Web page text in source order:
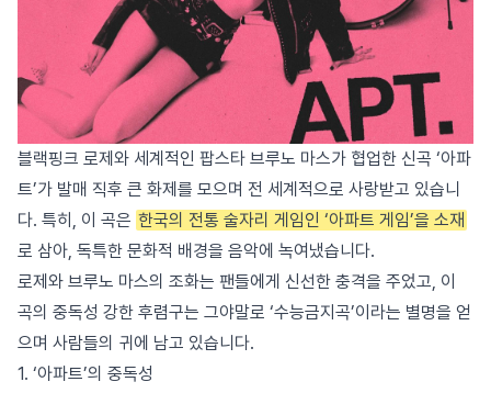
블랙핑크 로제와 세계적인 팝스타 브루노 마스가 협업한 신곡 ‘아파
트’가 발매 직후 큰 화제를 모으며 전 세계적으로 사랑받고 있습니
다. 특히, 이 곡은 한국의 전통 술자리 게임인 ‘아파트 게임’을 소재
로 삼아, 독특한 문화적 배경을 음악에 녹여냈습니다.
로제와 브루노 마스의 조화는 팬들에게 신선한 충격을 주었고, 이
곡의 중독성 강한 후렴구는 그야말로 ‘수능금지곡’이라는 별명을 얻
으며 사람들의 귀에 남고 있습니다.
1. ‘아파트’의 중독성